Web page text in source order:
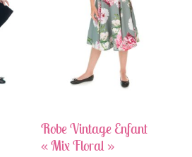
Robe Vintage Enfant
« Mix Floral »